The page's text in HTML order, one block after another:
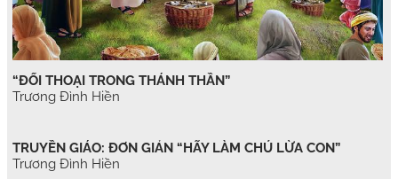
“ĐỐI THOẠI TRONG THÁNH THẦN”
Trương Đình Hiền
TRUYỀN GIÁO: ĐƠN GIẢN “HÃY LÀM CHÚ LỪA CON”
Trương Đình Hiền